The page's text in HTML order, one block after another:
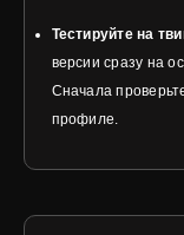
Тестируйте на
версии сразу на
Сначала
профиле.